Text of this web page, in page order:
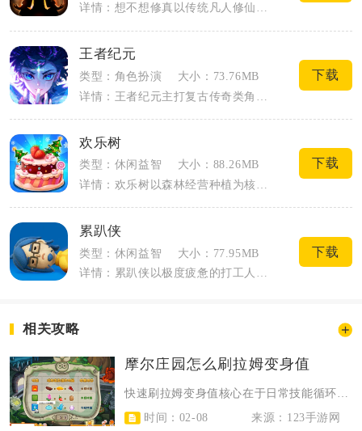
详情：想不想修真以传统凡人修仙故事为基底，打造纯文字向放置修真手游，全程围绕境界突...
王者纪元
类型：角色扮演
大小：73.76MB
下载
欢乐树
类型：休闲益智
大小：88.26MB
下载
累趴侠
类型：休闲益智
大小：77.95MB
下载
相关攻略
摩尔庄园怎么刷拉姆变身值
时间：02-08
来源：123手游网